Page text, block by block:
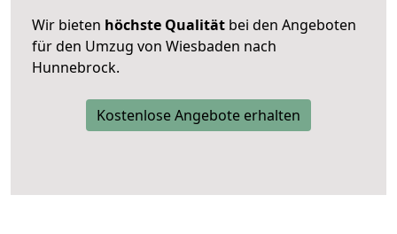
Wir bieten höchste Qualität bei den Angeboten
für den Umzug von Wiesbaden nach
Hunnebrock.
Kostenlose Angebote erhalten